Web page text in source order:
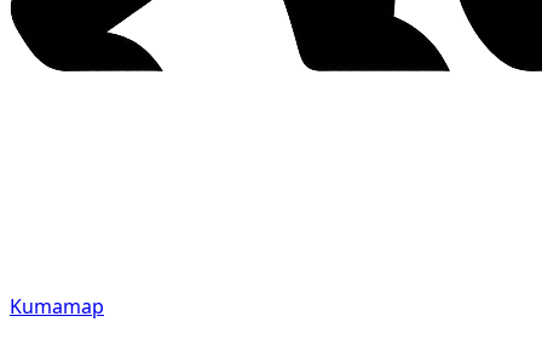
Kumamap